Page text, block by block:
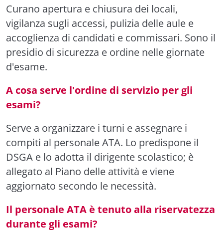
Curano apertura e chiusura dei locali,
vigilanza sugli accessi, pulizia delle aule e
accoglienza di candidati e commissari. Sono il
presidio di sicurezza e ordine nelle giornate
d'esame.
A cosa serve l'ordine di servizio per gli
esami?
Serve a organizzare i turni e assegnare i
compiti al personale ATA. Lo predispone il
DSGA e lo adotta il dirigente scolastico; è
allegato al Piano delle attività e viene
aggiornato secondo le necessità.
Il personale ATA è tenuto alla riservatezza
durante gli esami?